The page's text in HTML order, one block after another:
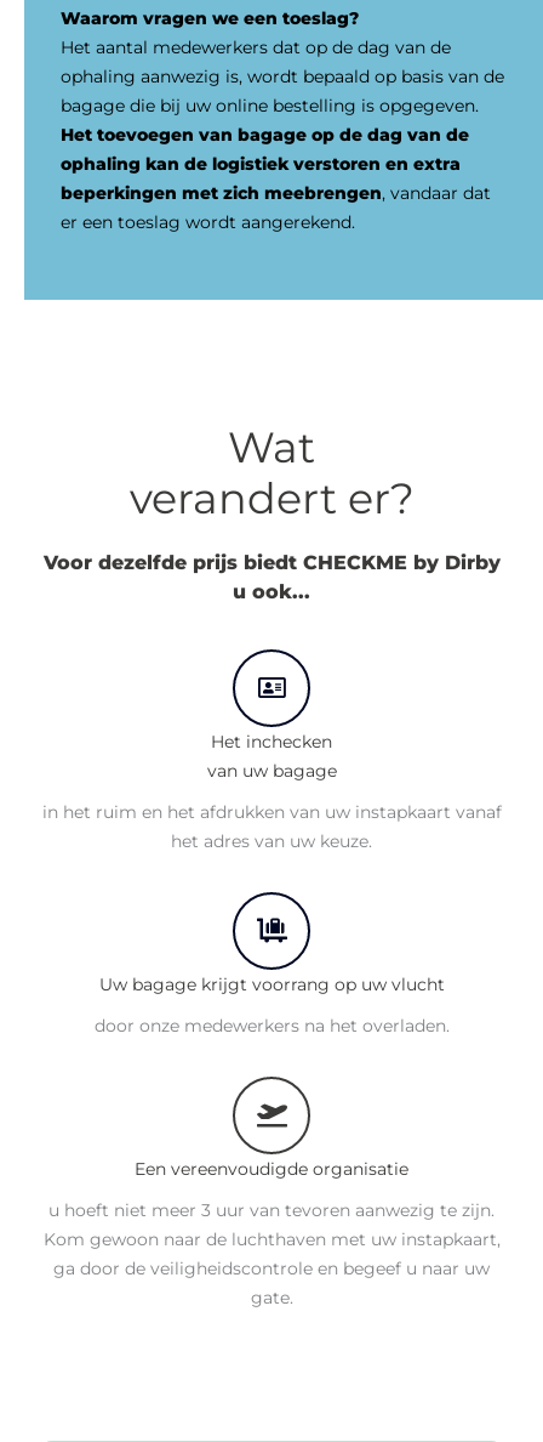
Waarom vragen we een toeslag?
Het aantal medewerkers dat op de dag van de
ophaling aanwezig is, wordt bepaald op basis van de
bagage die bij uw online bestelling is opgegeven.
Het toevoegen van bagage op de dag van de
ophaling kan de logistiek verstoren en extra
beperkingen met zich meebrengen, vandaar dat
er een toeslag wordt aangerekend.
Wat
verandert er?
Voor dezelfde prijs biedt CHECKME by Dirby
u ook...
Het inchecken
van uw bagage
in het ruim en het afdrukken van uw instapkaart vanaf
het adres van uw keuze.
Uw bagage krijgt voorrang op uw vlucht
door onze medewerkers na het overladen.
Een vereenvoudigde organisatie
u hoeft niet meer 3 uur van tevoren aanwezig te zijn.
Kom gewoon naar de luchthaven met uw instapkaart,
ga door de veiligheidscontrole en begeef u naar uw
gate.